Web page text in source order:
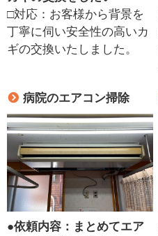
□対応：お客様から背景を
丁寧に伺い安全性の高いカ
ギの交換いたしました。
病院のエアコン掃除
●依頼内容：まとめてエア